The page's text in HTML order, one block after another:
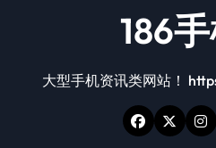
186
大型手机资讯类网站！